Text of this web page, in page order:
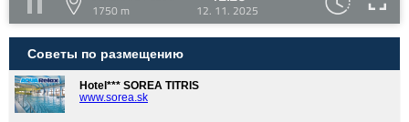
1750 m
12. 11. 2025
Советы по размещению
Hotel*** SOREA TITRIS
www.sorea.sk